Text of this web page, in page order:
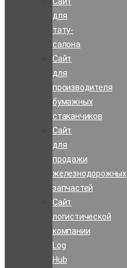
для
тату-
салона
Сайт
для
производителя
бумажных
стаканчиков
Сайт
для
продажи
железнодорожных
запчастей
Сайт
логистической
компании
Log
Hub